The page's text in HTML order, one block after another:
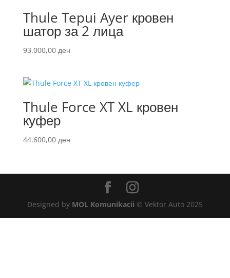
Thule Tepui Ayer кровен
шатор за 2 лица
93.000,00 ден
Thule Force XT XL кровен
куфер
44.600,00 ден
Designed by MOL Komunikacii © Vektor Auto 2025